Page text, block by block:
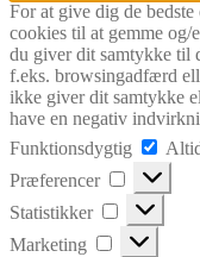
For at give dig de
cookies til at gemme og/
du giver dit samtykke til
f.eks. browsingadfærd
ikke giver dit samtykke
have en negativ
Funktionsdygtig
Præferencer
Statistikker Statistikker
Marketing Marketing